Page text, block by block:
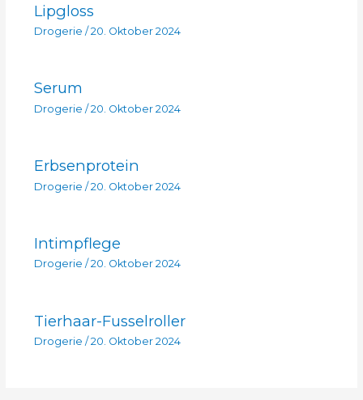
Lipgloss
Drogerie / 20. Oktober 2024
Serum
Drogerie / 20. Oktober 2024
Erbsenprotein
Drogerie /20. Oktober 2024
Intimpflege
Drogerie / 20. Oktober 2024
Tierhaar-Fusselroller
Drogerie / 20. Oktober 2024